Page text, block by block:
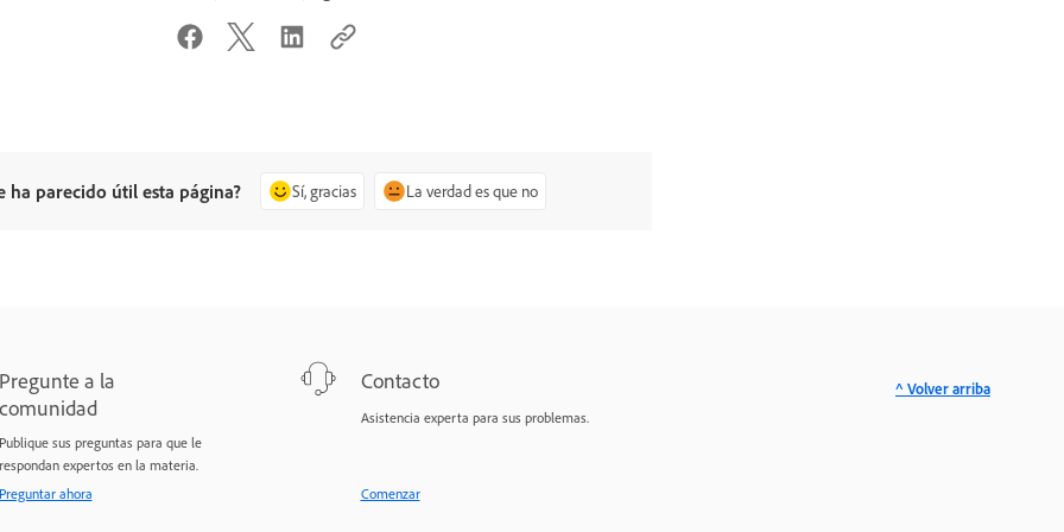
ha parecido útil esta página? Sí, gracias La verdad es que no
a la
sus preguntas para que le
expertos en la materia.
ahora
Contacto
Asistencia experta para sus problemas.
Comenzar
^ Volver arriba